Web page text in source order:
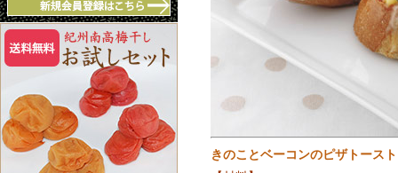
きのことベーコンのピザトースト